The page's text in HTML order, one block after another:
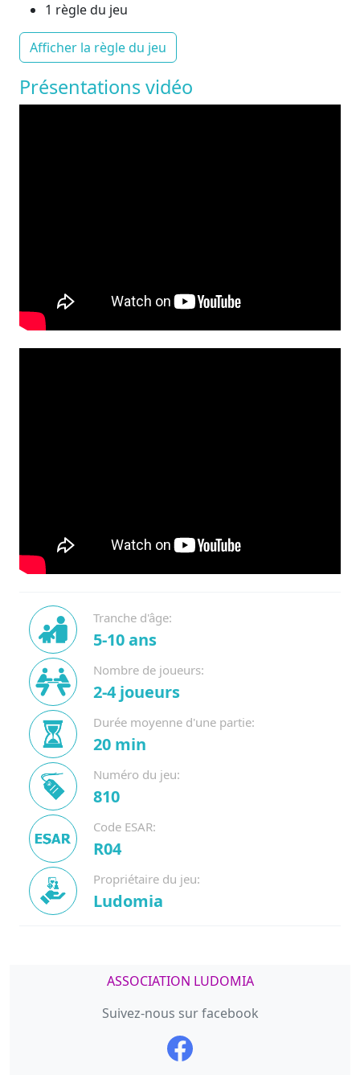
1 règle du jeu
Afficher la règle du jeu
Présentations vidéo
Tranche d'âge:
5-10 ans
Nombre de joueurs:
2-4 joueurs
Durée moyenne d'une partie:
20 min
Numéro du jeu:
810
Code ESAR:
R04
Propriétaire du jeu:
Ludomia
ASSOCIATION LUDOMIA
Suivez-nous sur facebook